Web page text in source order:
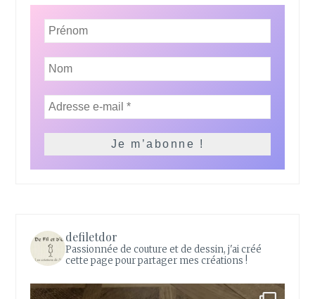
defiletdor
Passionnée de couture et de dessin, j'ai créé
cette page pour partager mes créations !